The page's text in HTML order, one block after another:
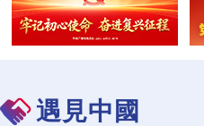
遇見中國